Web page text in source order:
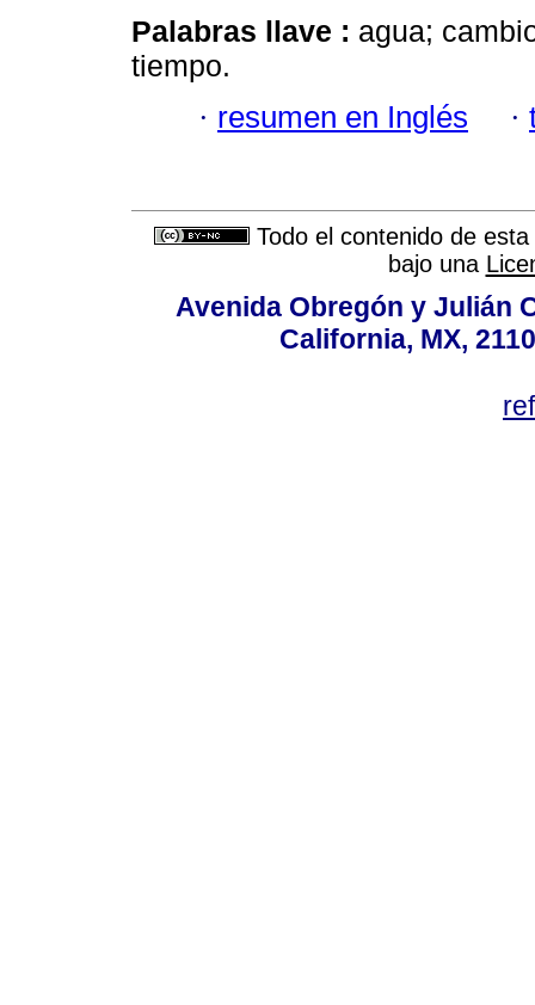
Palabras llave : agua;
tiempo.
· resumen en Inglés ·
Todo el contenido de
bajo una
Avenida Obregón y Julián
California, MX,